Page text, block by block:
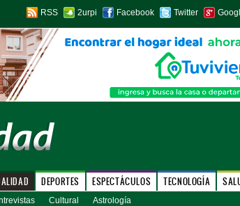
RSS 2urpi Facebook Twitter
DEPORTES ESPECTÁCULOS TECNOLOGÍA
Cultural Astrología